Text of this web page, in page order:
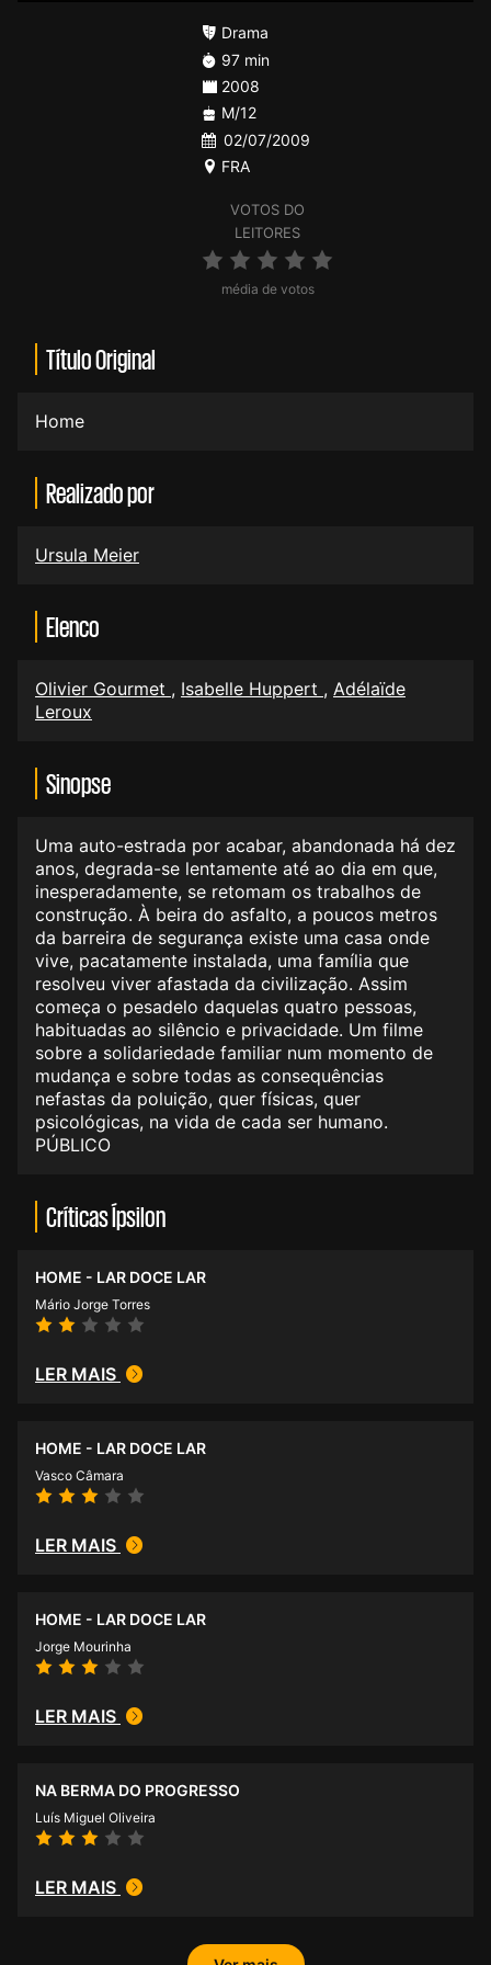
VOTOS DO
LEITORES
média de votos
Drama
97 min
2008
M/12
02/07/2009
FRA
Título Original
Home
Realizado por
Ursula Meier
Elenco
Olivier Gourmet , Isabelle Huppert , Adélaïde
Leroux
Sinopse
Uma auto-estrada por acabar, abandonada há dez
anos, degrada-se lentamente até ao dia em que,
inesperadamente, se retomam os trabalhos de
construção. À beira do asfalto, a poucos metros
da barreira de segurança existe uma casa onde
vive, pacatamente instalada, uma família que
resolveu viver afastada da civilização. Assim
começa o pesadelo daquelas quatro pessoas,
habituadas ao silêncio e privacidade. Um filme
sobre a solidariedade familiar num momento de
mudança e sobre todas as consequências
nefastas da poluição, quer físicas, quer
psicológicas, na vida de cada ser humano.
PÚBLICO
Críticas Ípsilon
HOME - LAR DOCE LAR
Mário Jorge Torres
LER MAIS
HOME - LAR DOCE LAR
Vasco Câmara
LER MAIS
HOME - LAR DOCE LAR
Jorge Mourinha
LER MAIS
NA BERMA DO PROGRESSO
Luís Miguel Oliveira
LER MAIS